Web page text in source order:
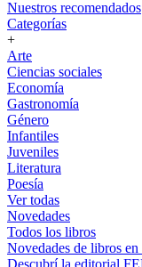
Nuestros recomendados
Categorías
+
Arte
Ciencias sociales
Economía
Gastronomía
Género
Infantiles
Juveniles
Literatura
Poesía
Ver todas
Novedades
Todos los libros
Novedades de libros en
Descubrí la editorial